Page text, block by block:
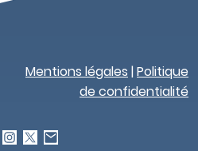
Mentions légales |Politique
de confidentialité